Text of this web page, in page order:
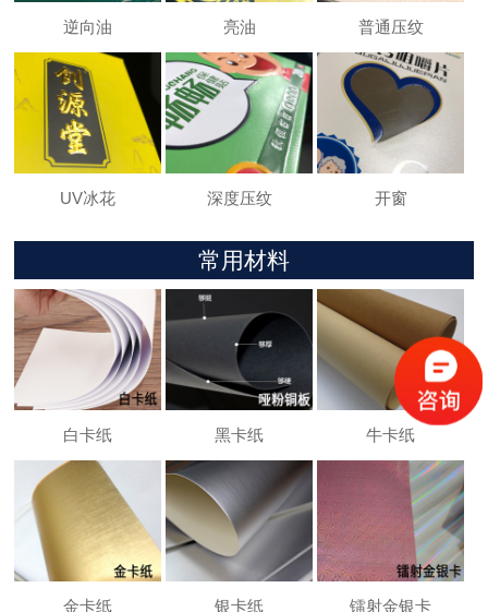
逆向油 亮油 普通压纹
UV冰花 深度压纹 开窗
常用材料
白卡纸 黑卡纸 牛卡纸
金卡纸 银卡纸 镭射金银卡